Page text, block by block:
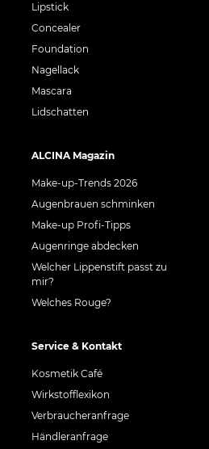
Lipstick
Concealer
Foundation
Nagellack
Mascara
Lidschatten
ALCINA Magazin
Make-up-Trends 2026
Augenbrauen schminken
Make-up Profi-Tipps
Augenringe abdecken
Welcher Lippenstift passt zu
mir?
Welches Rouge?
Service & Kontakt
Kosmetik Café
Wirkstofflexikon
Verbraucheranfrage
Händleranfrage